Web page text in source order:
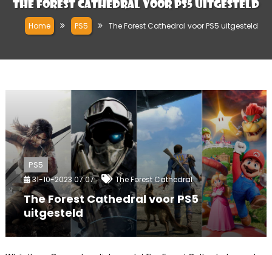
The Forest Cathedral voor PS5 uitgesteld
Home PS5 The Forest Cathedral voor PS5 uitgesteld
PS5
31-10-2023 07:07 The Forest Cathedral
The Forest Cathedral voor PS5
uitgesteld